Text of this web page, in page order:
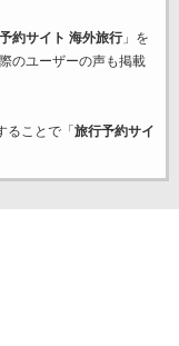
約サイト 海外旅行」を
のユーザーの声も掲載
ることで「 旅行予約サイ